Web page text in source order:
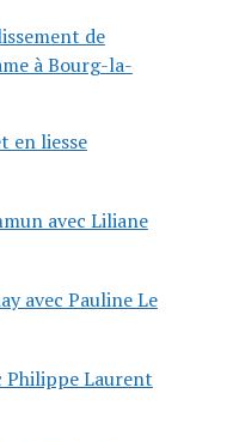
de
à Bourg-la-
en liesse
avec Liliane
avec Pauline Le
Philippe Laurent